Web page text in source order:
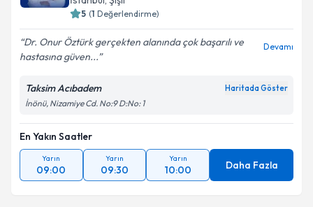
5 (1 Değerlendirme)
Dr. Onur Öztürk gerçekten alanında çok başarılı ve
hastasına güven...
Devamı
Taksim Acıbadem Haritada Göster
İnönü, Nizamiye Cd. No:9 D:No: 1
En Yakın Saatler
Yarın
09:00
Yarın
09:30
Yarın
10:00 Daha Fazla